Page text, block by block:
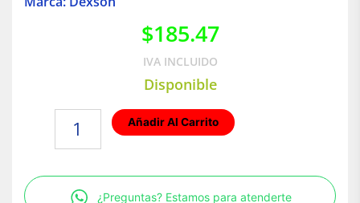
$185.47
IVA INCLUIDO
Disponible
100X45
mm
Añadir Al Carrito
¿Preguntas? Estamos para atenderte